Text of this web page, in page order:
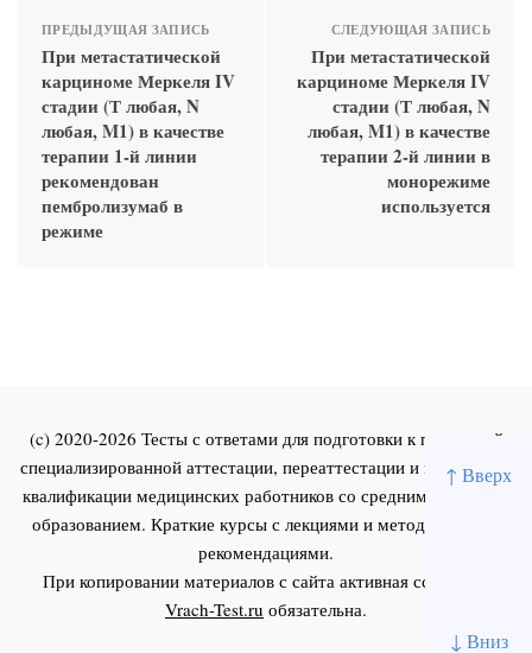
↑ Вверх
↓ Вниз
ПРЕДЫДУЩАЯ ЗАПИСЬ
При метастатической
карциноме Меркеля IV
стадии (Т любая, N
любая, M1) в качестве
терапии 1-й линии
рекомендован
пембролизумаб в
режиме
СЛЕДУЮЩАЯ ЗАПИСЬ
При метастатической
карциноме Меркеля IV
стадии (Т любая, N
любая, M1) в качестве
терапии 2-й линии в
монорежиме
используется
(c) 2020-2026 Тесты с ответами для подготовки к первичной
специализированной аттестации, переаттестации и повышения
квалификации медицинских работников со средним и высшим
образованием. Краткие курсы с лекциями и методическими
рекомендациями.
При копировании материалов с сайта активная ссылка на
Vrach-Test.ru обязательна.